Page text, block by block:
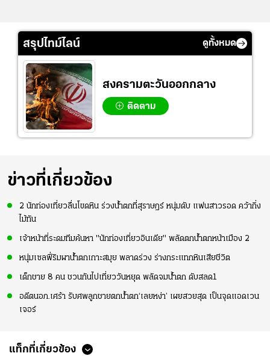
สรุปไทม์ไลน์ ดูทั้งหมด
สงครามตะวันออกกลาง
ติดตาม
ข่าวที่เกี่ยวข้อง
2 นักท่องเที่ยวลื่นโขดหิน ร่วงน้ำตกที่สุราษฎร์ หนุ่มดับ แฟนสาวรอด คว้ากิ่ง
ไม้ทัน
เจ้าหน้าที่ระดมทีมค้นหา "นักท่องเที่ยวอินเดีย" พลัดตกน้ำตกหน้าเมือง 2
หนุ่มเซลฟี่ริมผาน้ำตกเกาะสมุย พลาดร่วง ร่างกระแทกหินเสียชีวิต
เด็กชาย 8 คน ชวนกันไปเที่ยววันหยุด พลัดจมน้ำตก ดับสลด1
อดีตนอภ.เศร้า รับศพลูกชายตกน้ำตก‘เลยหง่า’ เผยสวยสุด เป็นจุดแอดเวน
เจอร์
แท็กที่เกี่ยวข้อง